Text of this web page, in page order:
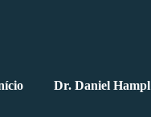
Dr. Daniel Hampl